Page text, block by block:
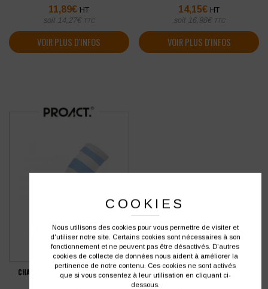
11,89€ HT
soit 14,27€ TTC
VOIR PLUS D'INFOS
14,15€ HT
soit 16,98€ TTC
VOIR PLUS D'INFOS
CHAUSSETTES DE SPORT CERCLÉES
PROACT
COOKIES
Nous utilisons des cookies pour vous permettre de visiter et
d'utiliser notre site. Certains cookies sont nécessaires à son
fonctionnement et ne peuvent pas être désactivés. D'autres
cookies de collecte de données nous aident à améliorer la
pertinence de notre contenu. Ces cookies ne sont activés
que si vous consentez à leur utilisation en cliquant ci-
dessous.